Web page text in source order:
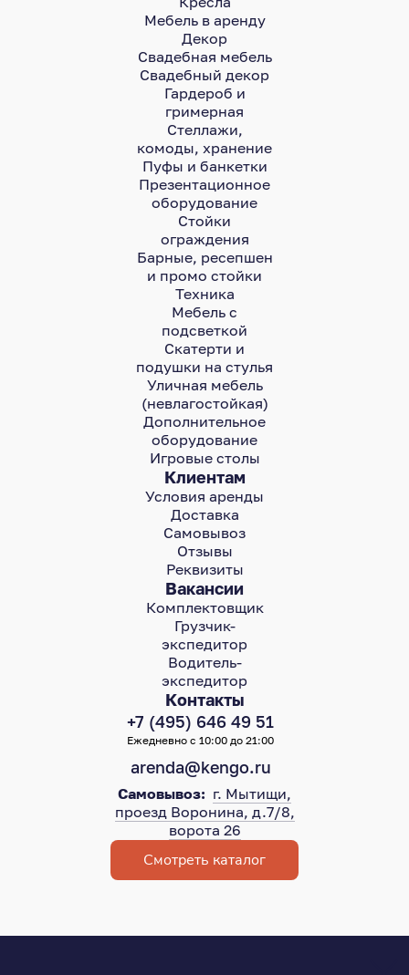
Контакты
+7 (495) 646 49 51
Ежедневно с 10:00 до 21:00
arenda@kengo.ru
Самовывоз: г. Мытищи,
проезд Воронина, д.7/8,
ворота 26
Смотреть каталог
Клиентам
Условия аренды
Доставка
Самовывоз
Отзывы
Реквизиты
Вакансии
Комплектовщик
Грузчик-
экспедитор
Водитель-
экспедитор
Мебель в аренду
Декор
Свадебная мебель
Свадебный декор
Гардероб и
гримерная
Стеллажи,
комоды, хранение
Пуфы и банкетки
Презентационное
оборудование
Стойки
ограждения
Барные, ресепшен
и промо стойки
Техника
Мебель с
подсветкой
Скатерти и
подушки на стулья
Уличная мебель
(невлагостойкая)
Дополнительное
оборудование
Игровые столы